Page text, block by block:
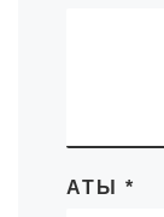
АТЫ *